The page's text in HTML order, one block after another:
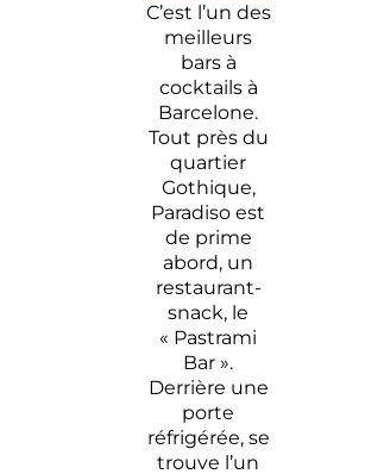
C’est l’un des
meilleurs
bars à
cocktails à
Barcelone.
Tout près du
quartier
Gothique,
Paradiso est
de prime
abord, un
restaurant-
snack, le
« Pastrami
Bar ».
Derrière une
porte
réfrigérée, se
trouve l’un